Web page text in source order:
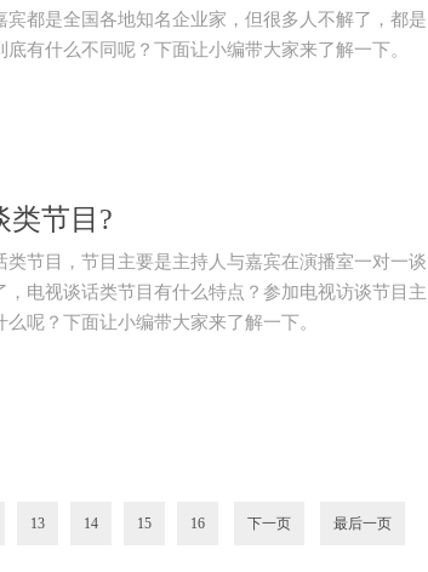
宾都是全国各地知名企业家，但很多人不解了，都是
有什么不同呢？下面让小编带大家来了解一下。
类节目?
类节目，节目主要是主持人与嘉宾在演播室一对一谈
，电视谈话类节目有什么特点？参加电视访谈节目主
呢？下面让小编带大家来了解一下。
13 14 15 16 下一页 最后一页